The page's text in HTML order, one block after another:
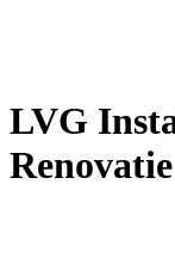
LVG
Renovatie